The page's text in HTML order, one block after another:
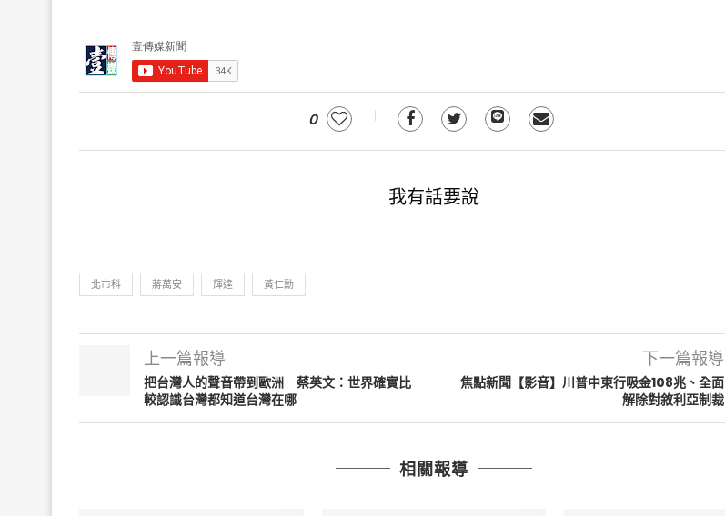
0
我有話要說
北市科 蔣萬安 輝達 黃仁勳
上一篇報導
把台灣人的聲音帶到歐洲 蔡英文：世界確實比
較認識台灣都知道台灣在哪
下一篇報導
焦點新聞【影音】川普中東行吸金108兆、全面
解除對敘利亞制裁
相關報導